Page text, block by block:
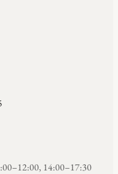
14:00–17:30